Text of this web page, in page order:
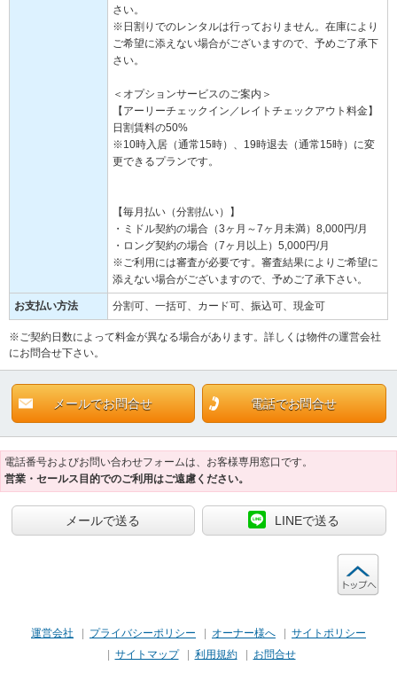
さい。
※日割りでのレンタルは行っておりません。在庫により
ご希望に添えない場合がございますので、予めご了承下
さい。
＜オプションサービスのご案内＞
【アーリーチェックイン／レイトチェックアウト料金】
日割賃料の50%
※10時入居（通常15時）、19時退去（通常15時）に変
更できるプランです。
【毎月払い（分割払い）】
・ミドル契約の場合（3ヶ月～7ヶ月未満）8,000円/月
・ロング契約の場合（7ヶ月以上）5,000円/月
※ご利用には審査が必要です。審査結果によりご希望に
添えない場合がございますので、予めご了承下さい。
お支払い方法 分割可、一括可、カード可、振込可、現金可
※ご契約日数によって料金が異なる場合があります。詳しくは物件の運営会社
にお問合せ下さい。
メールでお問合せ 電話でお問合せ
電話番号およびお問い合わせフォームは、お客様専用窓口です。
営業・セールス目的でのご利用はご遠慮ください。
メールで送る LINEで送る
運営会社 | プライバシーポリシー | オーナー様へ | サイトポリシー
| サイトマップ | 利用規約 | お問合せ